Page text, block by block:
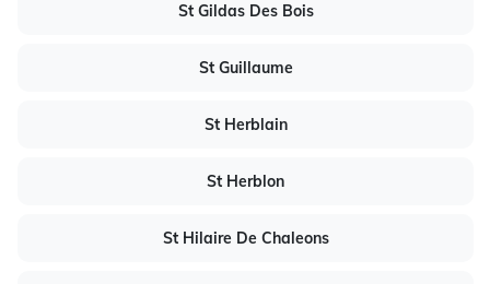
St Gildas Des Bois
St Guillaume
St Herblain
St Herblon
St Hilaire De Chaleons